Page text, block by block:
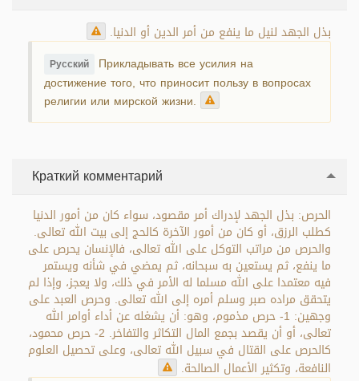
بذل الجهد لنيل ما ينفع من أمر الدين أو الدنيا.
Русский Прикладывать все усилия на
достижение того, что приносит пользу в вопросах
религии или мирской жизни.
Краткий комментарий
الحرص: بذل الجهد لإدراك أمر مقصود، سواء كان من أمور الدنيا
كطلب الرزق، أو كان من أمور الآخرة كالحج إلى بيت الله تعالى.
والحرص من مراتب التوكل على الله تعالى، فالإنسان يحرص على
ما ينفع، ثم يستعين به سبحانه، ثم يمضي في شأنه ويستمر
فيه معتمدا على الله مسلما له الأمر في ذلك، ولا يعجز، وإذا لم
يتحقق مراده صبر وسلم أمره إلى الله تعالى. وحرص العبد على
وجهين: 1- حرص مذموم، وهو: أن يشغله عن أداء أوامر الله
تعالى، أو أن يقصد بجمع المال التكاثر والتفاخر. 2- حرص محمود،
كالحرص على القتال في سبيل الله تعالى، وعلى تحصيل العلوم
النافعة، وتكثير الأعمال الصالحة.